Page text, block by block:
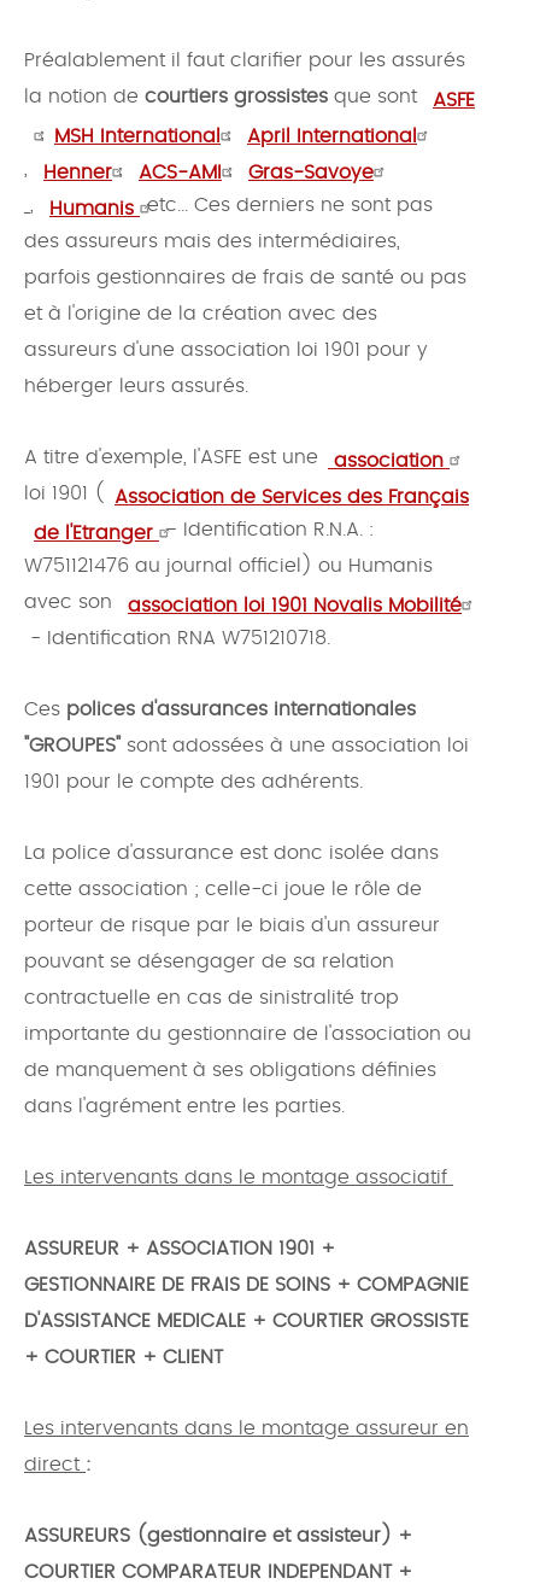
Préalablement il faut clarifier pour les assurés
la notion de courtiers grossistes que sont
ASFE
,
MSH International ,
April International
,
Henner , ACS-AMI ,
Gras-Savoye
,
Humanis
etc... Ces derniers ne sont pas
des assureurs mais des intermédiaires,
parfois gestionnaires de frais de santé ou pas
et à l'origine de la création avec des
assureurs d'une association loi 1901 pour y
héberger leurs assurés.
A titre d'exemple, l'ASFE est une
association
loi 1901 (
Association de Services des Français
de l'Etranger
- Identification R.N.A. :
W751121476 au journal officiel) ou Humanis
avec son
association loi 1901 Novalis Mobilité
- Identification RNA W751210718.
Ces polices d'assurances internationales
"GROUPES" sont adossées à une association loi
1901 pour le compte des adhérents.
La police d'assurance est donc isolée dans
cette association ; celle-ci joue le rôle de
porteur de risque par le biais d'un assureur
pouvant se désengager de sa relation
contractuelle en cas de sinistralité trop
importante du gestionnaire de l'association ou
de manquement à ses obligations définies
dans l'agrément entre les parties.
Les intervenants dans le montage associatif
ASSUREUR + ASSOCIATION 1901 +
GESTIONNAIRE DE FRAIS DE SOINS + COMPAGNIE
D'ASSISTANCE MEDICALE + COURTIER GROSSISTE
+ COURTIER + CLIENT
Les intervenants dans le montage assureur en
direct :
ASSUREURS (gestionnaire et assisteur) +
COURTIER COMPARATEUR INDEPENDANT +